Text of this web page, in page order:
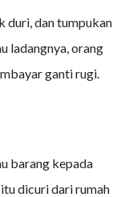
duri, dan tumpukan
ladangnya, orang
ganti rugi.
barang kepada
dicuri dari rumah